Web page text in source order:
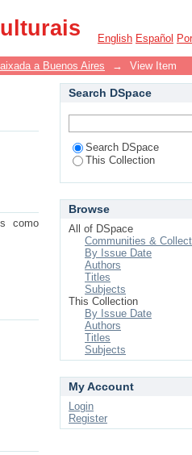
English Español
a Buenos Aires → View Item
como
Search DSpace
Search DSpace
This Collection
Browse
All of DSpace
Communities &
By Issue Date
Authors
Titles
Subjects
This Collection
By Issue Date
Authors
Titles
Subjects
My Account
Login
Register